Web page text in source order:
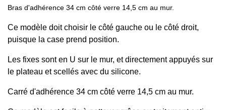
Bras d'adhérence 34 cm côté verre 14,5 cm au mur.
Ce modèle doit choisir le côté gauche ou le côté droit,
puisque la case prend position.
Les fixes sont en U sur le mur, et directement appuyés sur
le plateau et scellés avec du silicone.
Carré d'adhérence 34 cm côté verre 14,5 cm au mur.